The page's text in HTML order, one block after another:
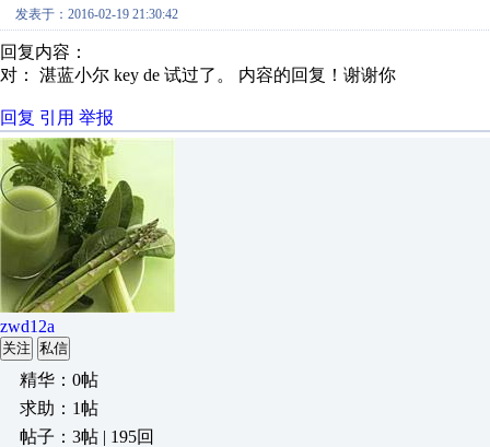
发表于：2016-02-19 21:30:42
回复内容：
对： 湛蓝小尔 key de 试过了。 内容的回复！谢谢你
回复 引用 举报
zwd12a
关注 私信
精华：0帖
求助：1帖
帖子：3帖 | 195回